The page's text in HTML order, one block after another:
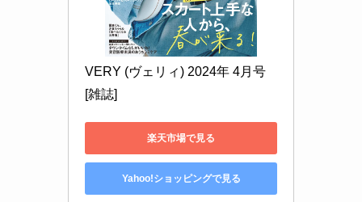
VERY (ヴェリィ) 2024年 4月号
[雑誌]
楽天市場で見る
Yahoo!ショッピングで見る